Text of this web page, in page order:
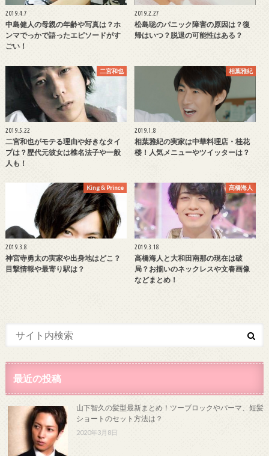
2019.4.7
中島健人の母親の年齢や写真は？ホ
ンマでっかで語ったエピソードがす
ごい！
2019.2.27
松島聡のパニック障害の原因は？復
帰はいつ？脱退の可能性はある？
二宮和也
2019.5.22
二宮和也がモテる理由や好きなタイ
プは？歴代元彼女は椎名法子や一般
人も！
相葉雅紀
2019.1.8
相葉雅紀の実家は中華料理店・桂花
楼！人気メニューやツイッターは？
King & Prince
2019.3.8
神宮寺勇太の実家や出身地はどこ？
目撃情報や最寄り駅は？
髙橋海人
2019.3.18
高橋海人と大和田南那の現在は破
局？お揃いのネックレスや文春画像
などまとめ！
最近の投稿
山下智久の髪型最新まとめ！ツーブロックやパーマ、短髪
ショートのセット方法は？
2020年3月8日